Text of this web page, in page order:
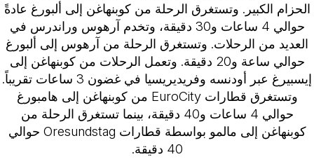
الحزام الكبير. وتستغرق الرحلة من كوبنهاغن إلى ألبورغ عادةً
حوالي 4 ساعات و30 دقيقة، وتخدم آرهوس وراندرس في
العديد من الرحلات. وتستغرق الرحلة من آرهوس إلى ألبورغ
حوالي ساعة و20 دقيقة. وتعمل الرحلات من كوبنهاغن إلى
إيسبيرغ عبر أودنسه وفريديريسيا في غضون 3 ساعات تقريباً.
وتستغرق قطارات EuroCity من كوبنهاغن إلى هامبورغ
حوالي 4 ساعات و40 دقيقة، بينما تستغرق الرحلة من
كوبنهاغن إلى مالمو بواسطة قطارات Oresundstag حوالي
40 دقيقة.